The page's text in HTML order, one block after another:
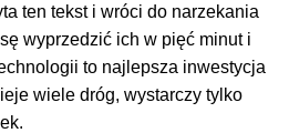
ten tekst i wróci do narzekania
wyprzedzić ich w pięć minut i
to najlepsza inwestycja
wiele dróg, wystarczy tylko